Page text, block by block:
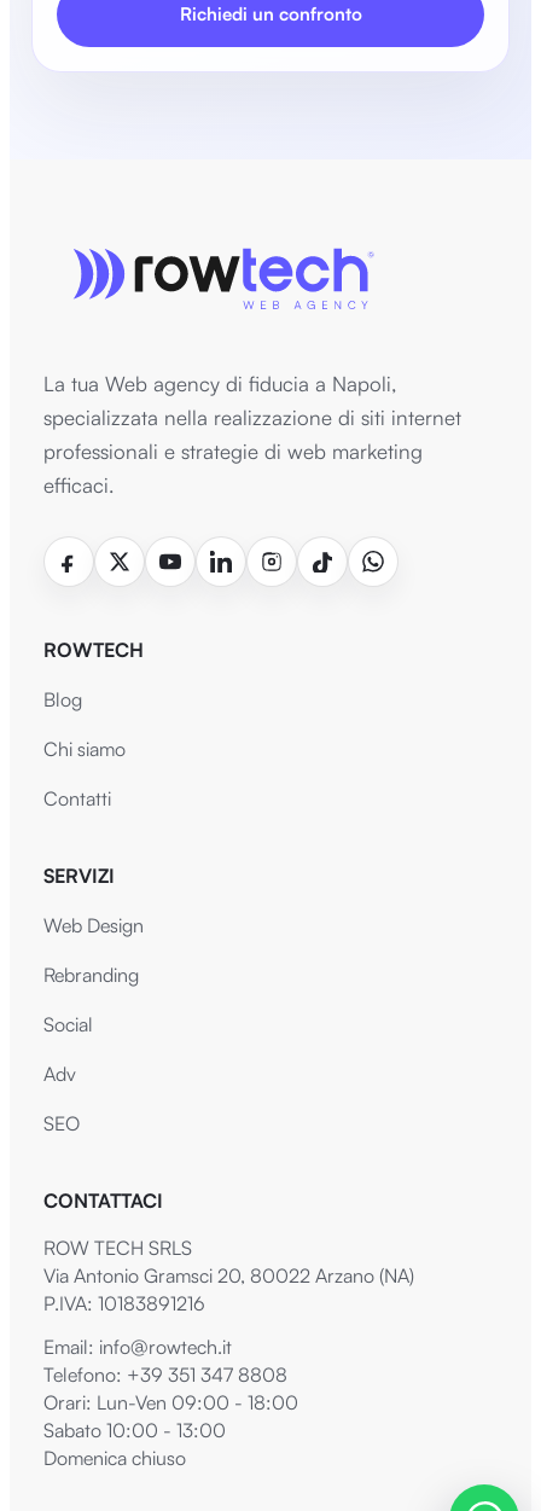
Richiedi un confronto
La tua Web agency di fiducia a Napoli,
specializzata nella realizzazione di siti internet
professionali e strategie di web marketing
efficaci.
ROWTECH
Blog
Chi siamo
Contatti
SERVIZI
Web Design
Rebranding
Social
Adv
SEO
CONTATTACI
ROW TECH SRLS
Via Antonio Gramsci 20, 80022 Arzano (NA)
P.IVA: 10183891216
Email: info@rowtech.it
Telefono: +39 351 347 8808
Orari: Lun-Ven 09:00 - 18:00
Sabato 10:00 - 13:00
Domenica chiuso